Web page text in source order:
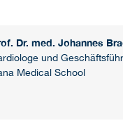
Dr. med. Johannes
und
Medical School